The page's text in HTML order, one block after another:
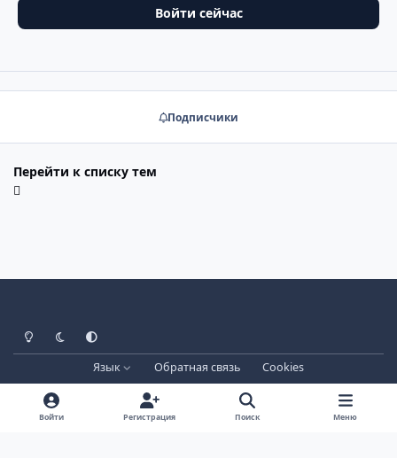
Войти сейчас
Подписчики
Перейти к списку тем
Светлый режим
Тёмный режим
Системные настройки
Язык Обратная связь
Cookies
Лицензия зарегистрирована на IPBSkins.ru
Powered by
Invision Community
Войти Регистрация Поиск Меню